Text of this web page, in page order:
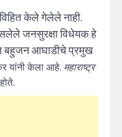
केले गेलेले नाही.
जनसुरक्षा विधेयक हे
बहुजन आघाडीचे प्रमुख
यांनी केला आहे. महाराष्ट्र